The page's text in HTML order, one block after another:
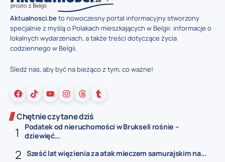
Aktualnosci.beto nowoczesny portal informacyjny stworzony
specjalnie z myślą o Polakach mieszkających w Belgii: informacje o
lokalnych wydarzeniach, a także treści dotyczące życia
codziennego w Belgii.
Śledź nas, aby być na bieżąco z tym, co ważne!
Chętnie czytane dziś
Podatek od nieruchomości w Brukseli rośnie –
dziewięć...
Sześć lat więzienia za atak mieczem samurajskim na...